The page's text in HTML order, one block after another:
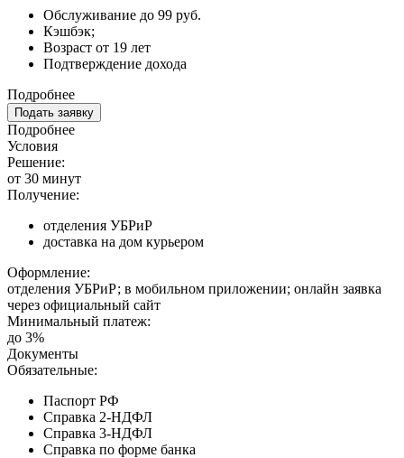
Обслуживание до 99 руб.
Кэшбэк;
Возраст от 19 лет
Подтверждение дохода
Подробнее
Подать заявку
Подробнее
Условия
Решение:
от 30 минут
Получение:
отделения УБРиР
доставка на дом курьером
Оформление:
отделения УБРиР; в мобильном приложении; онлайн заявка
через официальный сайт
Минимальный платеж:
до 3%
Документы
Обязательные:
Паспорт РФ
Справка 2-НДФЛ
Справка 3-НДФЛ
Справка по форме банка